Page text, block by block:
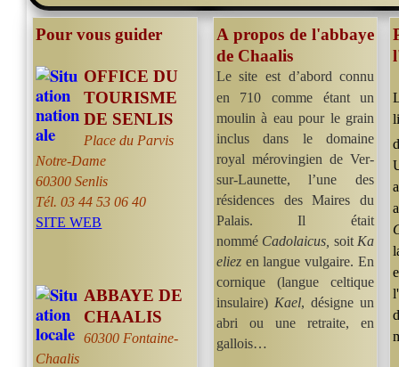
Pour vous guider
OFFICE DU
TOURISME
DE SENLIS
Place du Parvis
Notre-Dame
60300 Senlis
Tél.03 44 53 06 40
SITE WEB
ABBAYE DE
CHAALIS
60300 Fontaine-
Chaalis
A propos de l'abbaye
de Chaalis
Le site est d’abord connu
en 710 comme étant un
moulin à eau pour le grain
inclus dans le domaine
royal mérovingien de Ver-
sur-Launette, l’une des
résidences des Maires du
Palais. Il était
nommé Cadolaicus, soit Ka
eliez en langue vulgaire. En
cornique (langue celtique
insulaire) Kael, désigne un
abri ou une retraite, en
gallois…